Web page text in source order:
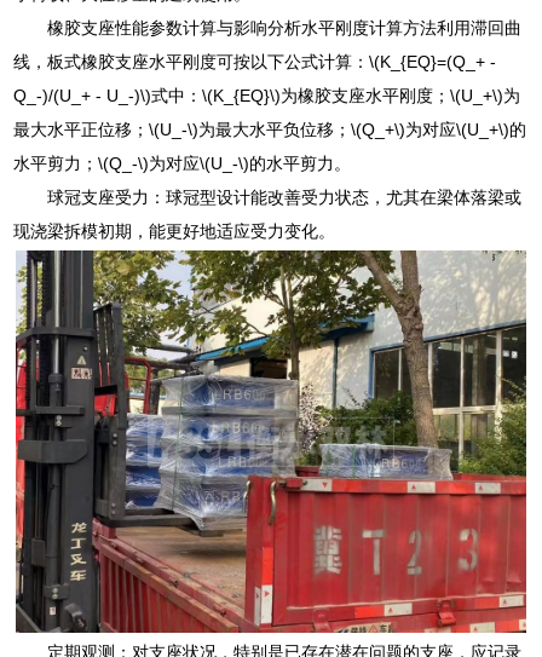
橡胶支座性能参数计算与影响分析水平刚度计算方法利用滞回曲
线，板式橡胶支座水平刚度可按以下公式计算：\(K_{EQ}=(Q_+ -
Q_-)/(U_+ - U_-)\)式中：\(K_{EQ}\)为橡胶支座水平刚度；\(U_+\)为
最大水平正位移；\(U_-\)为最大水平负位移；\(Q_+\)为对应\(U_+\)的
水平剪力；\(Q_-\)为对应\(U_-\)的水平剪力。
球冠支座受力：球冠型设计能改善受力状态，尤其在梁体落梁或
现浇梁拆模初期，能更好地适应受力变化。
定期观测：对支座状况，特别是已存在潜在问题的支座，应记录